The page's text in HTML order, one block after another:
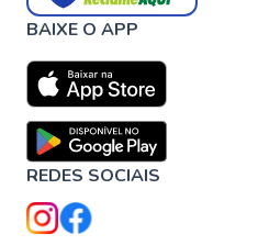
BAIXE O APP
REDES SOCIAIS